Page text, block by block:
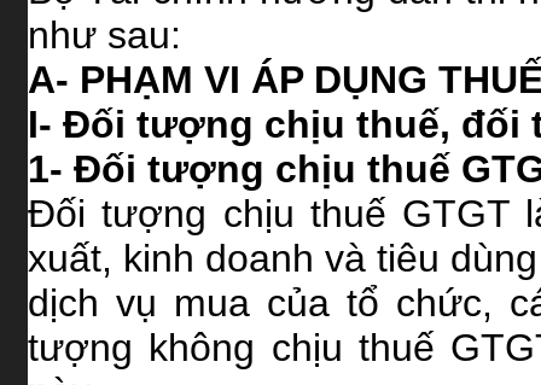
như sau:
A- PHẠM VI ÁP DỤNG
I- Đối tượng chịu thuế, đối
1- Đối tượng chịu thuế
Đối tượng chịu thuế GTGT
xuất, kinh doanh và tiêu
dịch vụ mua của tổ chức,
tượng không chịu thuế